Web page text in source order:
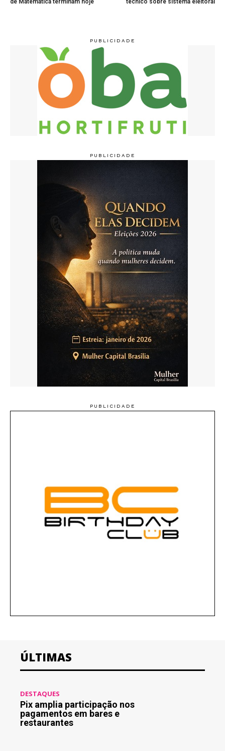
de Matemática terminam hoje técnico sobre sistema eleitoral
ÚLTIMAS
DESTAQUES
Pix amplia participação nos
pagamentos em bares e
restaurantes